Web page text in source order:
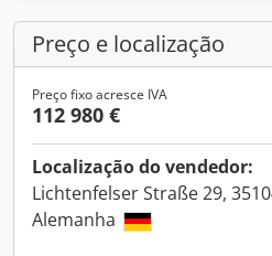
Preço e localização
Preço fixo acresce IVA
112 980 €
Localização do vendedor:
Lichtenfelser Straße 29,
Alemanha